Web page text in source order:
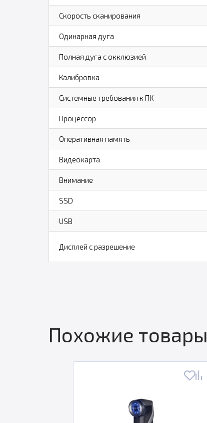
Скорость сканирования
Одинарная дуга
Полная дуга с окклюзией
Калибровка
Системные требования к ПК
Процессор
Оперативная память
Видеокарта
Внимание
SSD
USB
Дисплей с разрешение
Похожие товары